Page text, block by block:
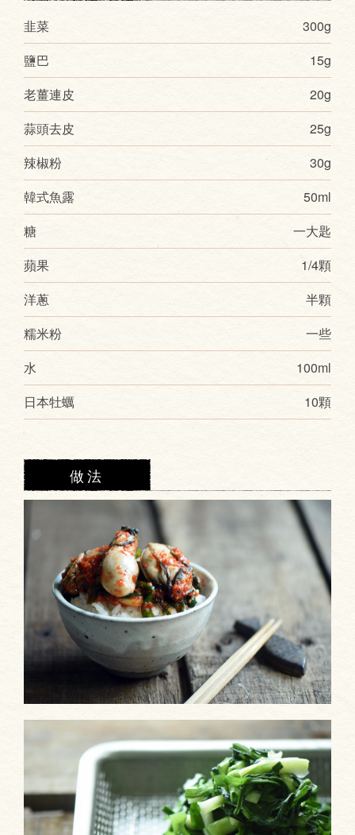
韭菜
300g
鹽巴
15g
老薑連皮
20g
蒜頭去皮
25g
辣椒粉
30g
韓式魚露
50ml
糖
一大匙
蘋果
1/4顆
洋蔥
半顆
糯米粉
一些
水
100ml
日本牡蠣
10顆
做法